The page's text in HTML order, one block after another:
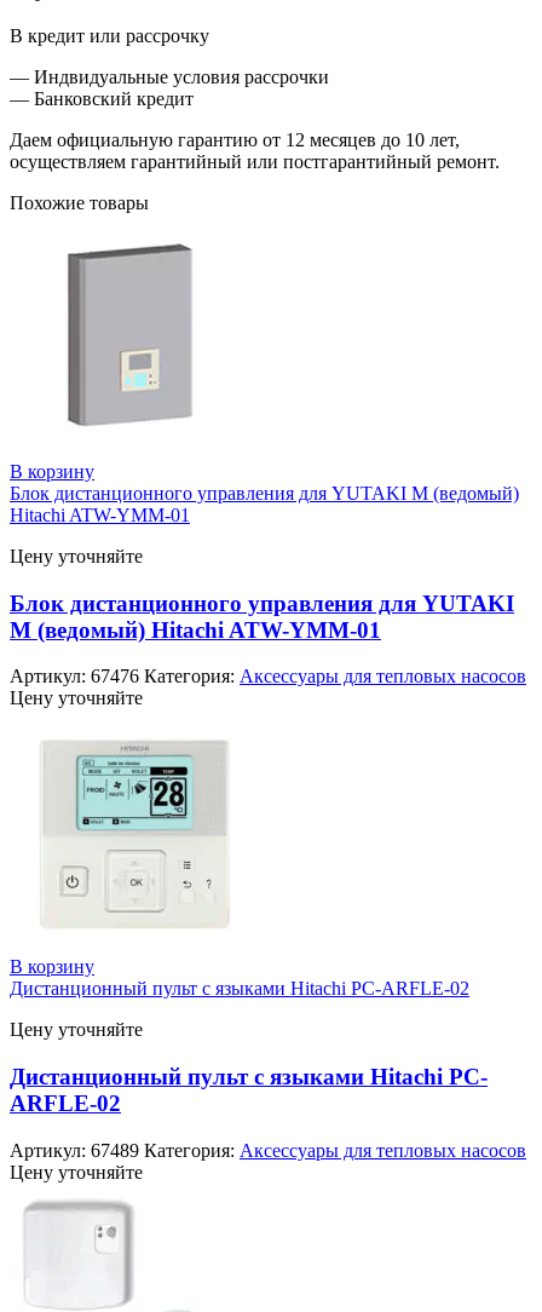
В кредит или рассрочку
— Индвидуальные условия рассрочки
— Банковский кредит
Даем официальную гарантию от 12 месяцев до 10 лет,
осуществляем гарантийный или постгарантийный ремонт.
Похожие товары
В корзину
Блок дистанционного управления для YUTAKI M (ведомый)
Hitachi ATW-YMM-01
Цену уточняйте
Блок дистанционного управления для YUTAKI
M (ведомый) Hitachi ATW-YMM-01
Артикул: 67476 Категория: Аксессуары для тепловых насосов
Цену уточняйте
В корзину
Дистанционный пульт с языками Hitachi PC-ARFLE-02
Цену уточняйте
Дистанционный пульт с языками Hitachi PC-
ARFLE-02
Артикул: 67489 Категория: Аксессуары для тепловых насосов
Цену уточняйте